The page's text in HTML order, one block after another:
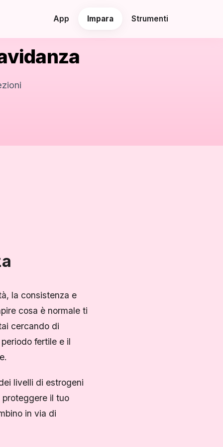
App Impara Strumenti
la consistenza e
cosa è normale ti
cercando di
fertile e il
livelli di estrogeni
il tuo
in via di